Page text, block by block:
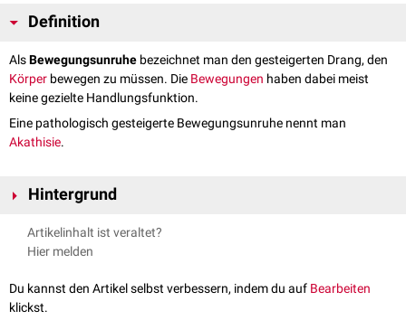
Definition
AlsBewegungsunruhe bezeichnet man den gesteigerten Drang, den
Körper bewegen zu müssen. Die Bewegungen haben dabei meist
keine gezielte Handlungsfunktion.
Eine pathologisch gesteigerte Bewegungsunruhe nennt man
Akathisie.
Hintergrund
Bewegungsunruhe kommt als Symptom u.a. vor bei:
Intoxikationen
Medikamenteinnahme(Neuroleptika, SSNRI)
neurologischen Erkrankungen (
Artikelinhalt ist veraltet?
Hier melden
Du kannst den Artikel selbst verbessern, indem du auf Bearbeiten
klickst.